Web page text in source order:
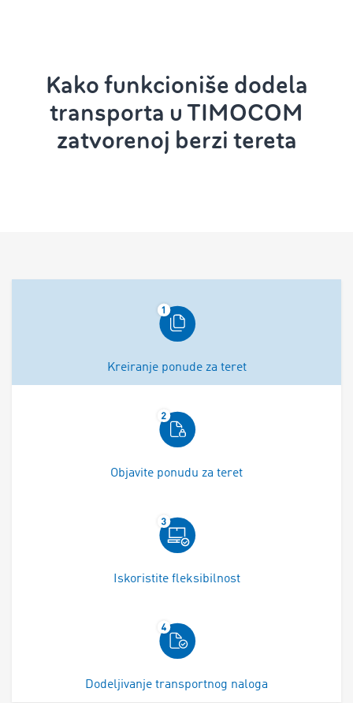
Kako funkcioniše dodela
transporta u TIMOCOM
zatvorenoj berzi tereta
Kreiranje ponude za teret
Objavite ponudu za teret
Iskoristite fleksibilnost
Dodeljivanje transportnog naloga